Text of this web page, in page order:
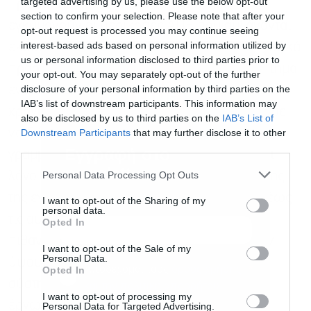
section to confirm your selection. Please note that after your
opt-out request is processed you may continue seeing
interest-based ads based on personal information utilized by
us or personal information disclosed to third parties prior to
your opt-out. You may separately opt-out of the further
disclosure of your personal information by third parties on the
IAB’s list of downstream participants. This information may
also be disclosed by us to third parties on the IAB’s List of
Downstream Participants that may further disclose it to other
Personal Data Processing Opt Outs
I want to opt-out of the Sharing of my
personal data.
Opted In
I want to opt-out of the Sale of my
Personal Data.
Opted In
I want to opt-out of processing my
Personal Data for Targeted Advertising.
προειδοποιεί για τους κινδύνους που
εγκυμονούν οι περικοπές ΑΠΕ που αυξάνονται
εκθετικά (καθώς συνεχίζουν να μπαίνουν μαζικά
πράσινα έργα, ιδίως φωτοβολταϊκά στο σύστημα,
ενώ η ζήτηση παραμένει σταθερή τα τελευταία
χρόνια), ενώ η αποθήκευση που θα μπορούσε
να δώσει λύση ουσιαστικά τώρα μπαίνει στη
γραμμή αφετηρίας. Πιο συγκεκριμένα, κάνει
λόγο για σοβαρό κίνδυνο αποσταθεροποίησης
της εγχώριας αγοράς ΑΠΕ, συνδέοντας ευθέως
τις αυξανόμενες περικοπές παραγωγής με
ύψους έως και 25 δισ. ευρώ στο τραπεζικό
έργων ΑΠΕ έχει χρηματοδοτηθεί με υψηλή
Εγγραφή στο
newsletter
Αποδέχομαι τους